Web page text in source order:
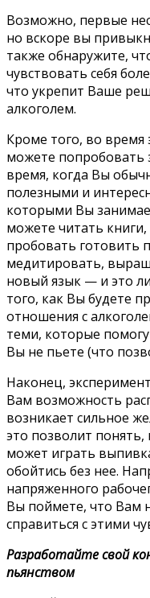
Возможно, первые
но вскоре вы
также обнаружите,
чувствовать себя
что укрепит Ваше
алкоголем.
Кроме того, во время
можете попробовать
время, когда Вы
полезными и
которыми Вы
можете читать
пробовать готовить
медитировать,
новый язык — и это
того, как Вы будете
отношения с
теми, которые
Вы не пьете (что
Наконец,
Вам возможность
возникает сильное
это позволит
может играть
обойтись без нее.
напряженного
Вы поймете, что Вам
справиться с этими
Разработайте свой
пьянством